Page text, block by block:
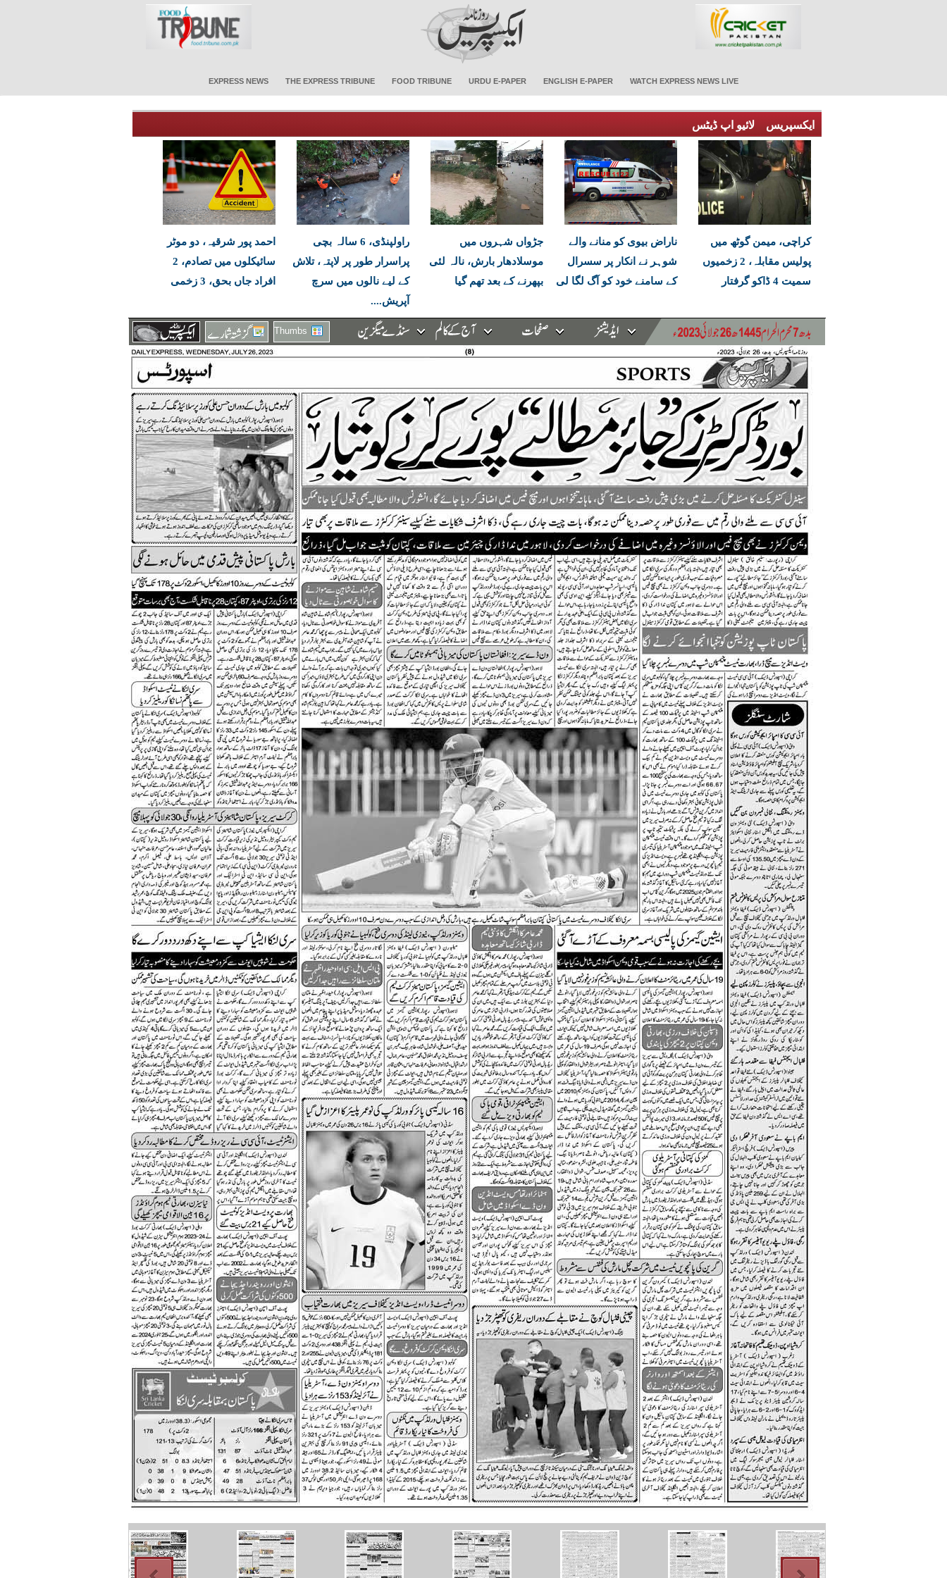
EXPRESS NEWS THE EXPRESS TRIBUNE FOOD TRIBUNE URDU E-PAPER ENGLISH E-PAPER WATCH EXPRESS NEWS LIVE
ایکسپریس لائیو اپ ڈیٹس
کراچی، میمن گوٹھ میں
پولیس مقابلہ، 2 زخمیوں
سمیت 4 ڈاکو گرفتار
ناراض بیوی کو منانے والے
شوہر نے انکار پر سسرال
کے سامنے خود کو آگ لگا لی
جڑواں شہروں میں
موسلادھار بارش، نالہ لئی
بپھرنے کے بعد تھم گیا
راولپنڈی، 6 سالہ بچی
پراسرار طور پر لاپتہ، تلاش
کے لیے نالوں میں سرچ
آپریش....
احمد پور شرقیہ، دو موٹر
سائیکلوں میں تصادم، 2
افراد جاں بحق، 3 زخمی
Thumbs